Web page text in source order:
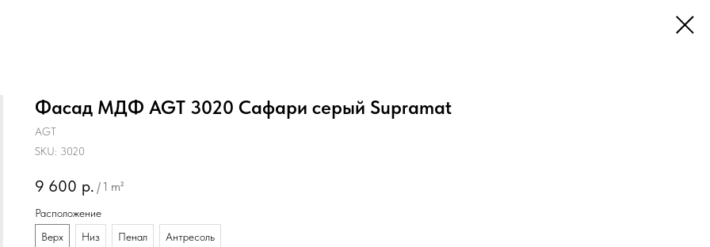
Фасад МДФ AGT 3020 Сафари серый Supramat
AGT
SKU: 3020
9 600 р. / 1 m²
Расположение
Верх
Низ Пенал Антресоль